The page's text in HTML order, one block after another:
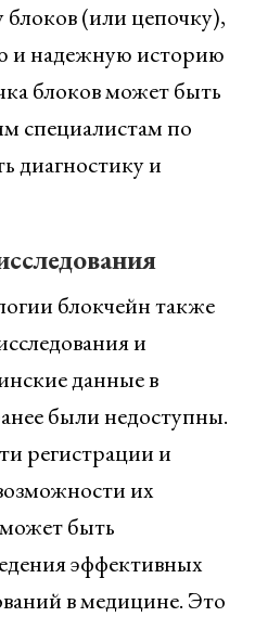
блоков (или цепочку),
и надежную историю
блоков может быть
специалистам по
диагностику и
блокчейн также
и
данные в
были недоступны.
регистрации и
их
быть
эффективных
в медицине. Это